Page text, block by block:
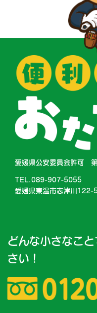
愛媛県公安委員会許可
TEL.089-907-5055
愛媛県東温市志津川122-
どんな小さなこ
さい！